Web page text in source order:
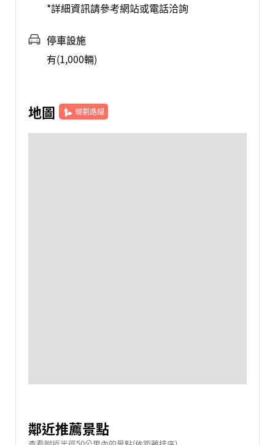
*詳細資訊請參考網站或電話洽詢
停車設施
有(1,000輛)
地圖 規劃路線
鄰近推薦景點